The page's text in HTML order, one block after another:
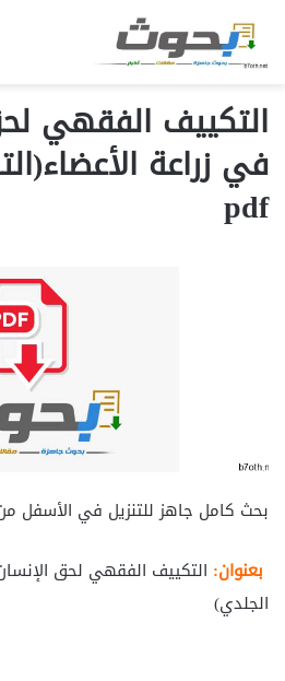
التكييف الفقهي
في زراعة
pdf
بحث كامل جاهز للتنزيل في الأسفل
بعنوان: التكييف الفقهي لحق
الجلدي)